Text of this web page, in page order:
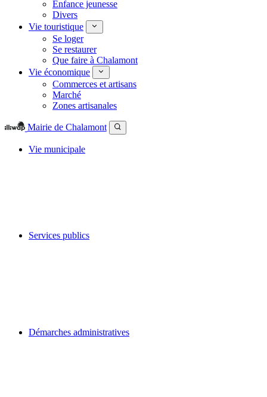
Enfance jeunesse
Divers
Vie touristique
Se loger
Se restaurer
Que faire à Chalamont
Vie économique
Commerces et artisans
Marché
Zones artisanales
Mairie de Chalamont
Vie municipale
Services publics
Démarches administratives